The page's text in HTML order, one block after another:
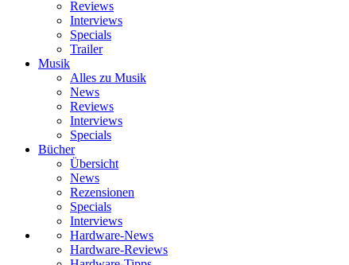
Reviews
Interviews
Specials
Trailer
Musik
Alles zu Musik
News
Reviews
Interviews
Specials
Bücher
Übersicht
News
Rezensionen
Specials
Interviews
Hardware-News
Hardware-Reviews